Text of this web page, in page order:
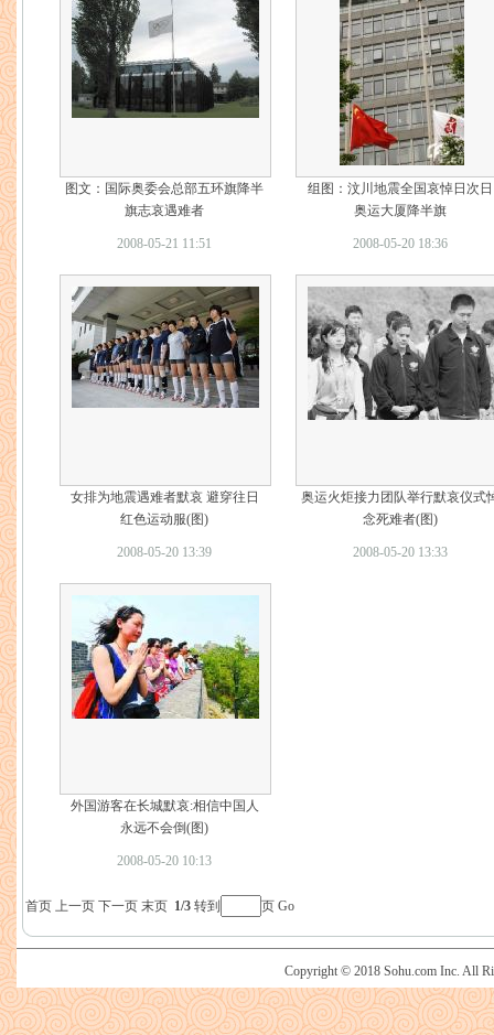
图文：国际奥委会总部五环旗降半
旗志哀遇难者
2008-05-21 11:51
组图：汶川地震全国哀悼日次日
奥运大厦降半旗
2008-05-20 18:36
女排为地震遇难者默哀 避穿往日
红色运动服(图)
2008-05-20 13:39
奥运火炬接力团队举行默哀仪式
念死难者(图)
2008-05-20 13:33
外国游客在长城默哀:相信中国人
永远不会倒(图)
2008-05-20 10:13
首页 上一页 下一页 末页 1/3 转到 页 Go
Copyright © 2018 Sohu.com Inc. All